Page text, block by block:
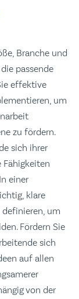
Branche und
passende
effektive
um
zu fördern.
sich ihrer
einer
klare
um
Fördern Sie
sich
auf allen
von der